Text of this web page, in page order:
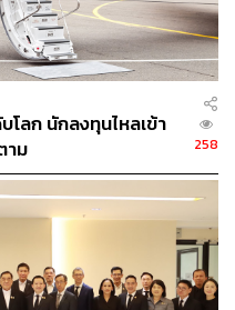
โลก นักลงทุนไหลเข้า
าม
258